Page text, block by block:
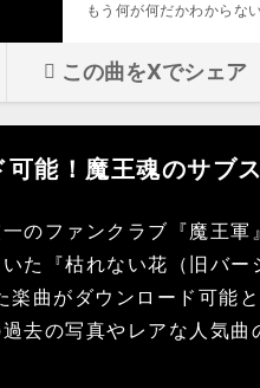
もう何が何だかわからない
この曲をXでシェア
能！魔王魂のサブ
のファンクラブ『魔王軍
た『枯れない花（旧バ
曲がダウンロード可能と
去の写真やレアな人気